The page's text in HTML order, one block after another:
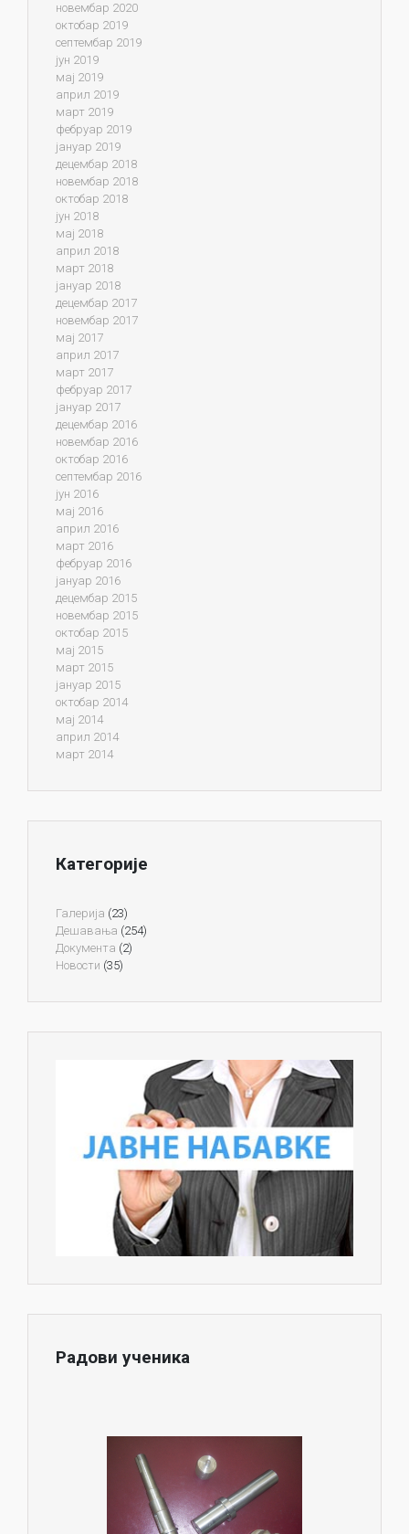
новембар 2020
октобар 2019
септембар 2019
јун 2019
мај 2019
април 2019
март 2019
фебруар 2019
јануар 2019
децембар 2018
новембар 2018
октобар 2018
јун 2018
мај 2018
април 2018
март 2018
јануар 2018
децембар 2017
новембар 2017
мај 2017
април 2017
март 2017
фебруар 2017
јануар 2017
децембар 2016
новембар 2016
октобар 2016
септембар 2016
јун 2016
мај 2016
април 2016
март 2016
фебруар 2016
јануар 2016
децембар 2015
новембар 2015
октобар 2015
мај 2015
март 2015
јануар 2015
октобар 2014
мај 2014
април 2014
март 2014
Категорије
Галерија (23)
Дешавања (254)
Документа (2)
Новости (35)
Радови ученика